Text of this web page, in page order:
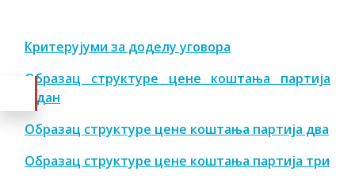
Критерујуми за доделу уговора
Образац структуре цене коштања партија
један
Образац структуре цене коштања партија два
Образац структуре цене коштања партија три